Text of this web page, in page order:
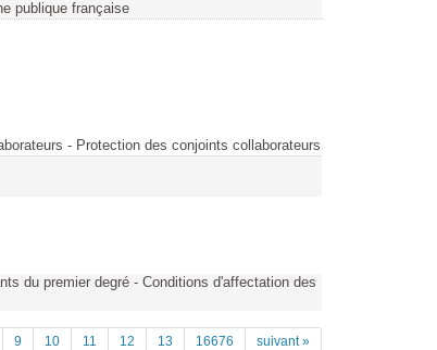
publique française
- Protection des conjoints collaborateurs
du premier degré - Conditions d'affectation des
9 10 11 12 13 16676 suivant »